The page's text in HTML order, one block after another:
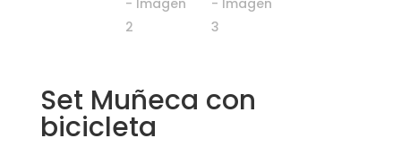
Set Muñeca con
bicicleta